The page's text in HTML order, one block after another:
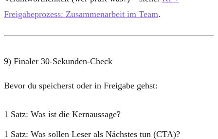
Freigabeprozess: Zusammenarbeit im Team.
9) Finaler 30-Sekunden-Check
Bevor du speicherst oder in Freigabe gehst:
1 Satz: Was ist die Kernaussage?
1 Satz: Was sollen Leser als Nächstes tun (CTA)?